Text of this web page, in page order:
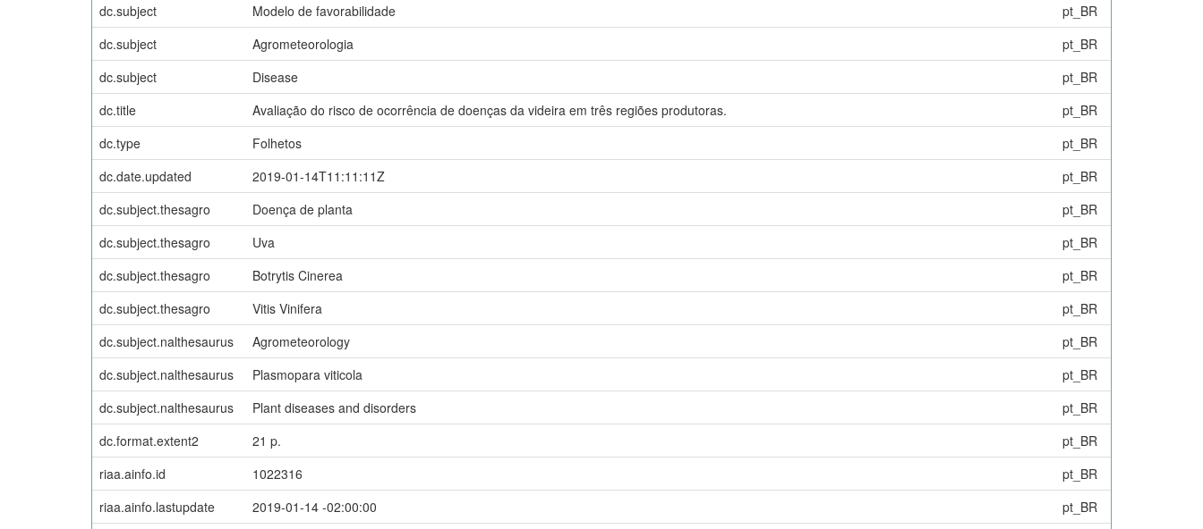
dc.subject
Modelo de favorabilidade
pt_BR
dc.subject
Agrometeorologia
pt_BR
dc.subject
Disease
pt_BR
dc.title
Avaliação do risco de ocorrência de doenças da videira em três regiões produtoras.
pt_BR
dc.type
Folhetos
pt_BR
dc.date.updated
2019-01-14T11:11:11Z
pt_BR
dc.subject.thesagro
Doença de planta
pt_BR
dc.subject.thesagro
Uva
pt_BR
dc.subject.thesagro
Botrytis Cinerea
pt_BR
dc.subject.thesagro
Vitis Vinifera
pt_BR
dc.subject.nalthesaurus
Agrometeorology
pt_BR
dc.subject.nalthesaurus
Plasmopara viticola
pt_BR
dc.subject.nalthesaurus
Plant diseases and disorders
pt_BR
dc.format.extent2
21 p.
pt_BR
riaa.ainfo.id
1022316
pt_BR
riaa.ainfo.lastupdate
2019-01-14 -02:00:00
pt_BR